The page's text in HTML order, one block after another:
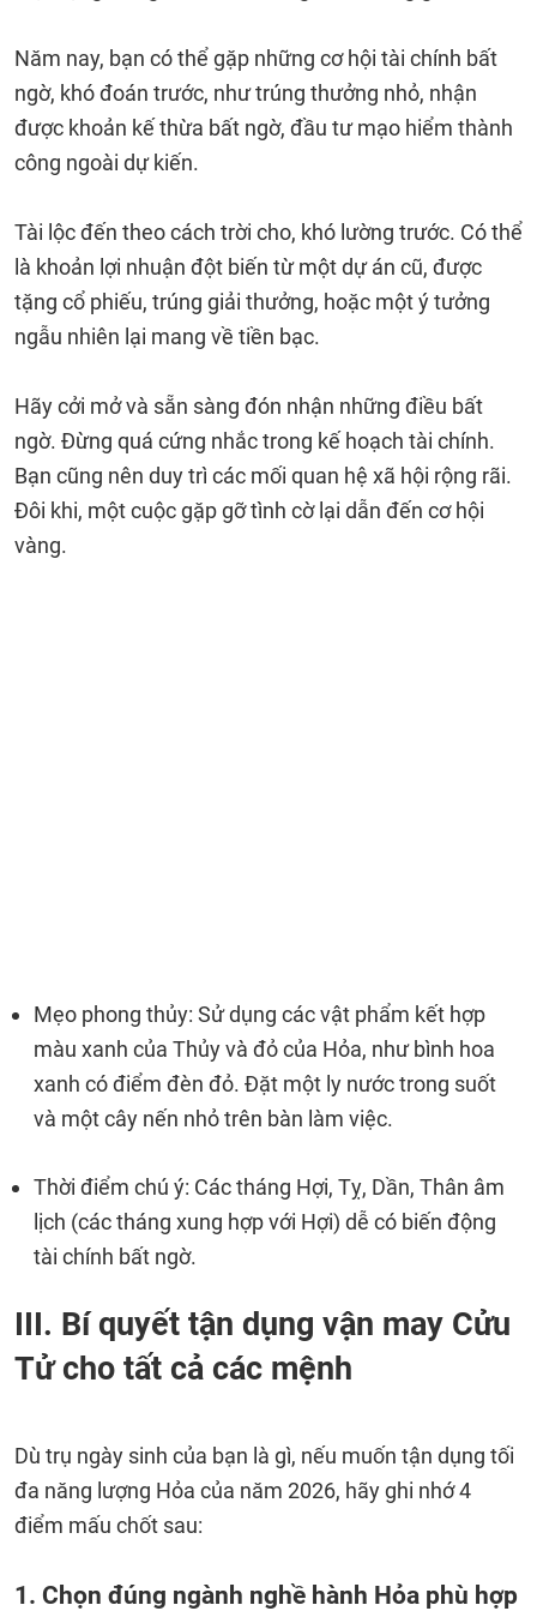
Năm nay, bạn có thể gặp những cơ hội tài chính bất
ngờ, khó đoán trước, như trúng thưởng nhỏ, nhận
được khoản kế thừa bất ngờ, đầu tư mạo hiểm thành
công ngoài dự kiến.
Tài lộc đến theo cách trời cho, khó lường trước. Có thể
là khoản lợi nhuận đột biến từ một dự án cũ, được
tặng cổ phiếu, trúng giải thưởng, hoặc một ý tưởng
ngẫu nhiên lại mang về tiền bạc.
Hãy cởi mở và sẵn sàng đón nhận những điều bất
ngờ. Đừng quá cứng nhắc trong kế hoạch tài chính.
Bạn cũng nên duy trì các mối quan hệ xã hội rộng rãi.
Đôi khi, một cuộc gặp gỡ tình cờ lại dẫn đến cơ hội
vàng.
Mẹo phong thủy: Sử dụng các vật phẩm kết hợp
màu xanh của Thủy và đỏ của Hỏa, như bình hoa
xanh có điểm đèn đỏ. Đặt một ly nước trong suốt
và một cây nến nhỏ trên bàn làm việc.
Thời điểm chú ý: Các tháng Hợi, Tỵ, Dần, Thân âm
lịch (các tháng xung hợp với Hợi) dễ có biến động
tài chính bất ngờ.
III. Bí quyết tận dụng vận may Cửu
Tử cho tất cả các mệnh
Dù trụ ngày sinh của bạn là gì, nếu muốn tận dụng tối
đa năng lượng Hỏa của năm 2026, hãy ghi nhớ 4
điểm mấu chốt sau:
1. Chọn đúng ngành nghề hành Hỏa phù hợp